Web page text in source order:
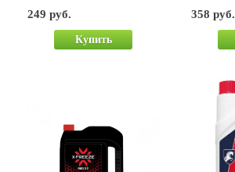
249 руб.
Купить
358 руб.